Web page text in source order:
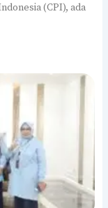
(CPI), ada